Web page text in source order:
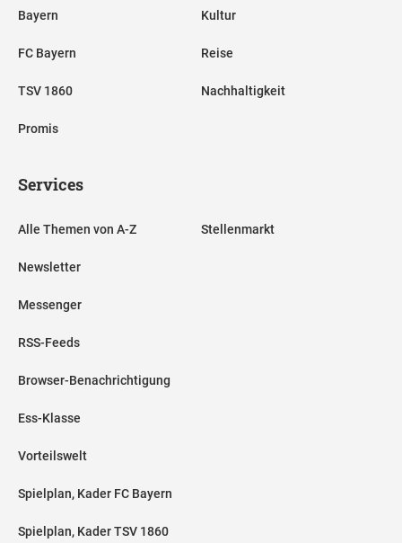
Bayern
FC Bayern
TSV 1860
Promis
Kultur
Reise
Nachhaltigkeit
Services
Alle Themen von A-Z
Newsletter
Messenger
RSS-Feeds
Browser-Benachrichtigung
Ess-Klasse
Vorteilswelt
Spielplan, Kader FC Bayern
Spielplan, Kader TSV 1860
Stellenmarkt